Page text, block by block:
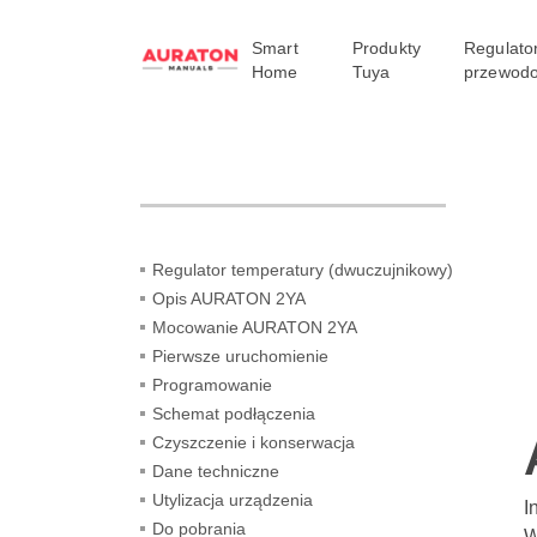
Smart
Home
Produkty
Tuya
Regulator temperatury (dwuczujnikowy)
Opis AURATON 2YA
Mocowanie AURATON 2YA
Pierwsze uruchomienie
Programowanie
Schemat podłączenia
Czyszczenie i konserwacja
Dane techniczne
Utylizacja urządzenia
Do pobrania